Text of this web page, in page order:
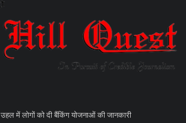
उहल में लोगों को दी बैंकिंग योजनाओं की जानकारी